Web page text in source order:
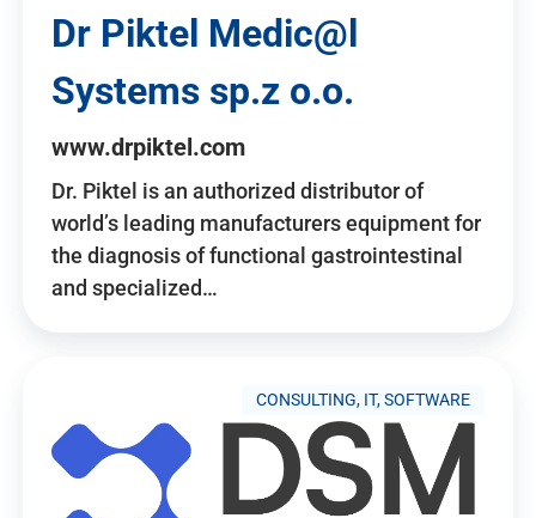
Dr Piktel Medic@l
Systems sp.z o.o.
www.drpiktel.com
Dr. Piktel is an authorized distributor of
world’s leading manufacturers equipment for
the diagnosis of functional gastrointestinal
and specialized…
CONSULTING, IT, SOFTWARE